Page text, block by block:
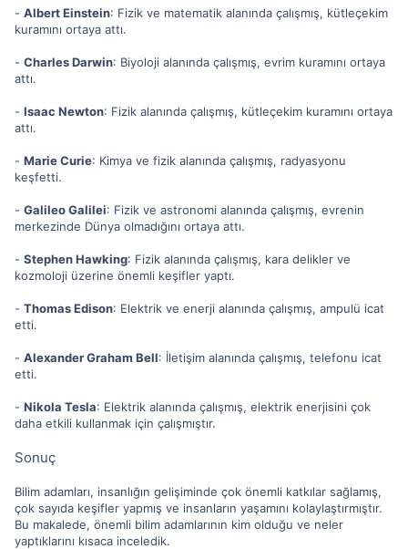
- Albert Einstein: Fizik ve matematik alanında çalışmış, kütleçekim
kuramını ortaya attı.
- Charles Darwin: Biyoloji alanında çalışmış, evrim kuramını ortaya
attı.
- Isaac Newton: Fizik alanında çalışmış, kütleçekim kuramını ortaya
attı.
- Marie Curie: Kimya ve fizik alanında çalışmış, radyasyonu
keşfetti.
- Galileo Galilei: Fizik ve astronomi alanında çalışmış, evrenin
merkezinde Dünya olmadığını ortaya attı.
- Stephen Hawking: Fizik alanında çalışmış, kara delikler ve
kozmoloji üzerine önemli keşifler yaptı.
- Thomas Edison: Elektrik ve enerji alanında çalışmış, ampulü icat
etti.
- Alexander Graham Bell: İletişim alanında çalışmış, telefonu icat
etti.
- Nikola Tesla: Elektrik alanında çalışmış, elektrik enerjisini çok
daha etkili kullanmak için çalışmıştır.
Sonuç
Bilim adamları, insanlığın gelişiminde çok önemli katkılar sağlamış,
çok sayıda keşifler yapmış ve insanların yaşamını kolaylaştırmıştır.
Bu makalede, önemli bilim adamlarının kim olduğu ve neler
yaptıklarını kısaca inceledik.